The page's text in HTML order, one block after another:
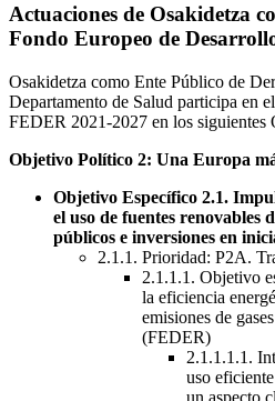
Actuaciones de Osakidetza
Fondo Europeo de
Osakidetza como Ente Público de
Departamento de Salud participa en
FEDER 2021-2027 en los siguientes
Objetivo Político 2: Una Europa
Objetivo Específico 2.1.
el uso de fuentes renovables
públicos e inversiones en
2.1.1. Prioridad: P2A.
2.1.1.1. Objetivo
la eficiencia
emisiones de
(FEDER)
2.1.1.1.1.
uso
un aspecto